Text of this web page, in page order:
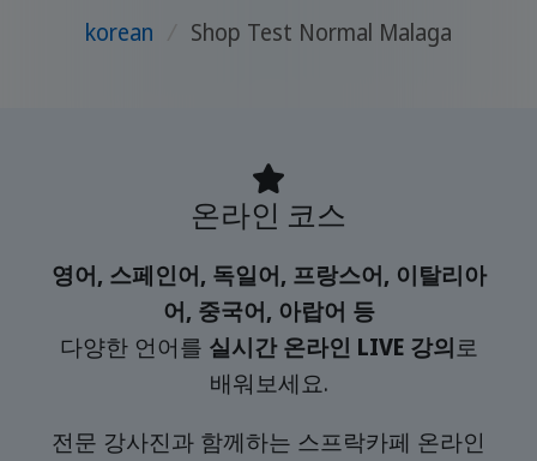
korean Shop Test Normal Malaga
온라인 코스
영어, 스페인어, 독일어, 프랑스어, 이탈리아
어, 중국어, 아랍어 등
다양한 언어를 실시간 온라인 LIVE 강의로
배워보세요.
전문 강사진과 함께하는 스프락카페 온라인